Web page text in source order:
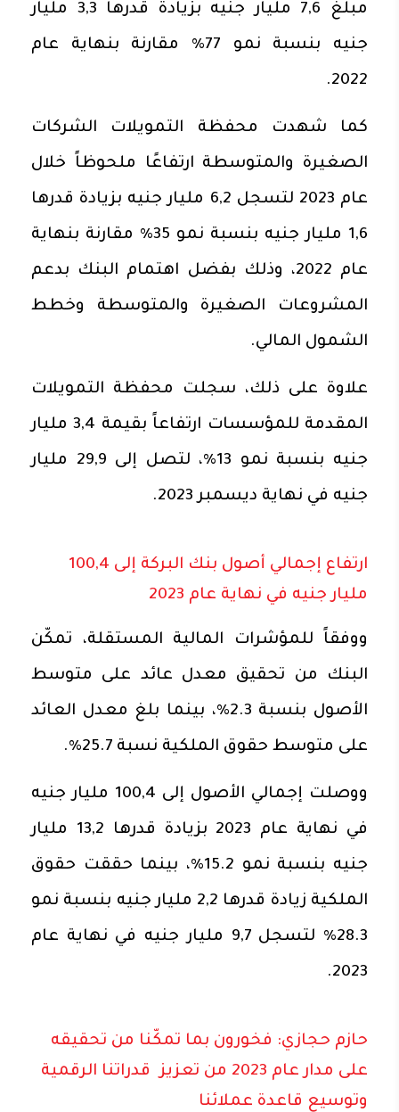
مبلغ 7,6 مليار جنيه بزيادة قدرها 3,3 مليار
جنيه بنسبة نمو 77% مقارنة بنهاية عام
2022.
كما شهدت محفظة التمويلات الشركات
الصغيرة والمتوسطة ارتفاعًا ملحوظاً خلال
عام 2023 لتسجل 6,2 مليار جنيه بزيادة قدرها
1,6 مليار جنيه بنسبة نمو 35% مقارنة بنهاية
عام 2022، وذلك بفضل اهتمام البنك بدعم
المشروعات الصغيرة والمتوسطة وخطط
الشمول المالي.
علاوة على ذلك، سجلت محفظة التمويلات
المقدمة للمؤسسات ارتفاعاً بقيمة 3,4 مليار
جنيه بنسبة نمو 13%، لتصل إلى 29,9 مليار
جنيه في نهاية ديسمبر 2023.
ارتفاع إجمالي أصول بنك البركة إلى 100,4
مليار جنيه في نهاية عام 2023
ووفقاً للمؤشرات المالية المستقلة، تمكّن
البنك من تحقيق معدل عائد على متوسط
الأصول بنسبة 2.3%، بينما بلغ معدل العائد
على متوسط حقوق الملكية نسبة 25.7%.
ووصلت إجمالي الأصول إلى 100,4 مليار جنيه
في نهاية عام 2023 بزيادة قدرها 13,2 مليار
جنيه بنسبة نمو 15.2%، بينما حققت حقوق
الملكية زيادة قدرها 2,2 مليار جنيه بنسبة نمو
28.3% لتسجل 9,7 مليار جنيه في نهاية عام
2023.
حازم حجازي: فخورون بما تمكّنا من تحقيقه
على مدار عام 2023 من تعزيز قدراتنا الرقمية
وتوسيع قاعدة عملائنا